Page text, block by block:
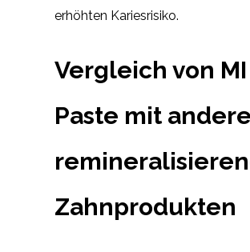
erhöhten Kariesrisiko.
Vergleich von MI
Paste mit
Zahnprodukten